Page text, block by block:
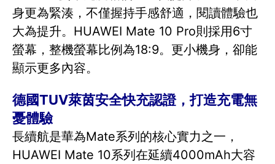
身更為緊湊，不僅握持手感舒適，閱讀體驗也
大為提升。HUAWEI Mate 10 Pro則採用6寸
螢幕，整機螢幕比例為18:9。更小機身，卻能
顯示更多內容。
德國TUV萊茵安全快充認證，打造充電無
憂體驗
長續航是華為Mate系列的核心實力之一，
HUAWEI Mate 10系列在延續4000mAh大容